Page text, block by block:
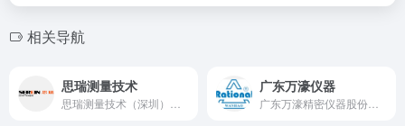
相关导航
思瑞测量技术 广东万濠仪器